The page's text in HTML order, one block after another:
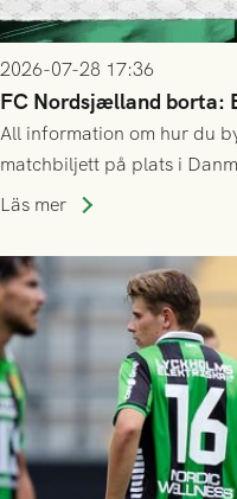
2026-07-28 17:36
FC Nordsjælland borta:
All information om hur du
matchbiljett på plats i
som står på reservlista eller
Läs mer